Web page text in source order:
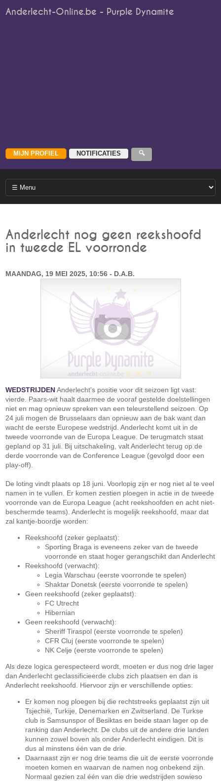
Anderlecht-Online.be - Purple Dynamite
Anderlecht nog geen reekshoofd
in tweede EL voorronde
MAANDAG, 19 MEI 2025, 10:56 - D.A.B.
WEDSTRIJDENAnderlecht's positie voor dit seizoen ligt vast:
vierde. Paars-wit haalt daarmee de vooraf gestelde doelstellingen
niet en mag opnieuw spreken van een teleurstellend seizoen. Op
24 juli mogen de Brusselaars dan opnieuw aan de bak want dan
wacht de eerste Europese wedstrijd. Anderlecht komt uit in de
tweede voorronde van de Europa League. De terugmatch staat
gepland op 31 juli. Bij uitschakeling, valt Anderlecht terug op de
derde voorronde van de Conference League (gevolgd door een
play-off).
De loting vindt plaats op 18 juni. Voorlopig zijn er nog niet al te veel
namen in te vullen. Er komen zestien ploegen in actie in de tweede
voorronde van de Europa League (acht reekshoofden en acht niet-
beschermde teams). Anderlecht is mogelijk reekshoofd, maar dat
zal kantje-boordje worden:
Reekshoofd (zeker geplaatst):
Sporting Braga is eveneens zeker van de tweede
voorronde en staat hoger gerangschikt dan Anderlecht
Reekshoofd (verwacht):
Legia Warschau (eerste voorronde te spelen)
Shaktar Donetsk (eerste voorronde te spelen)
Geen reekshoofd (zeker geplaatst):
FC Utrecht
Hibernian
Geen reekshoofd (verwacht):
Sheriff Tiraspol (eerste voorronde te spelen)
CFR Cluj (eerste voorronde te spelen)
NK Celje (eerste voorronde te spelen)
Als deze logica gerespecteerd wordt, moeten er dus nog drie lager
dan Anderlecht geclassificieerde clubs zich plaatsen en dan is
Anderlecht reekshoofd. Hiervoor zijn er verschillende opties:
Er komen nog ploegen bij die rechtstreeks geplaatst zijn uit
Tsjechië, Turkije, Denemarken en Zwitserland. De Turkse
club is Samsunspor of Besiktas en beide staan lager op de
ranking dan Anderlecht. De clubs uit de andere drie landen
kunnen zowel boven als onder Anderlecht eindigen. Dit is
dus al minstens één van de drie.
Daarnaast zijn er nog drie teams die uit de eerste voorronde
moeten komen en waarvan de namen nog onbekend zijn.
Normaal gezien zal één van die drie wedstrijden sowieso